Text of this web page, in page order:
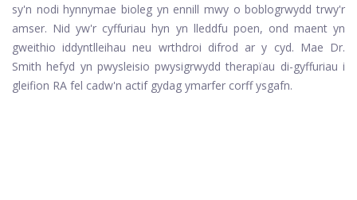
sy'n nodi hynnymae bioleg yn ennill mwy o boblogrwydd trwy'r
amser. Nid yw'r cyffuriau hyn yn lleddfu poen, ond maent yn
gweithio iddyntlleihau neu wrthdroi difrod ar y cyd. Mae Dr.
Smith hefyd yn pwysleisio pwysigrwydd therapïau di-gyffuriau i
gleifion RA fel cadw'n actif gydag ymarfer corff ysgafn.